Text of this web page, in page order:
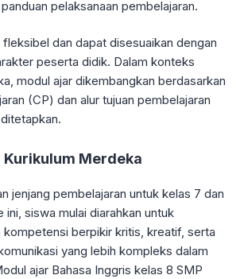
pelaksanaan pembelajaran.
dan dapat disesuaikan dengan
peserta didik. Dalam konteks
modul ajar dikembangkan berdasarkan
(CP) dan alur tujuan pembelajaran
Kurikulum Merdeka
jenjang pembelajaran untuk kelas 7 dan
ini, siswa mulai diarahkan untuk
kompetensi berpikir kritis, kreatif, serta
yang lebih kompleks dalam
ajar Bahasa Inggris kelas 8 SMP